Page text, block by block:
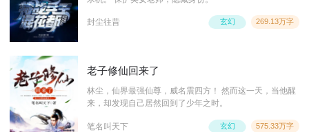
封尘往昔 269.13万字
玄幻
老子修仙回来了
林尘，仙界最强仙尊，威名震四方！ 然而这一天，当他醒
来，却发现自己居然回到了少年之时。
笔名叫天下 575.33万字
玄幻